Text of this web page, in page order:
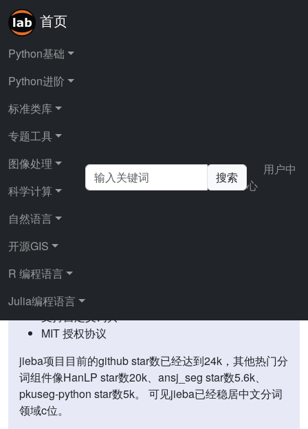
首页
Python基础
Python进阶
标准类库
专题工具
图像处理
科学计算
自然语言
开源GIS
R 编程语言
Julia编程语言
搜索
用户中
心
首页
结巴分词
NLP（自然语言）领域现在可谓是群雄纷争，各种开源
组件层出不穷，其中一支不可忽视的力量便是jieba分
词，号称要做最好的 Python 中文分词组件。
“最好的”这三个字可不是空穴来风，jieba在开源社区的
受欢迎程度非常之高。
支持繁体分词
支持自定义词典
MIT 授权协议
jieba项目目前的github star数已经达到24k，其他热门分
词组件像HanLP star数20k、ansj_seg star数5.6k、
pkuseg-python star数5k。 可见jieba已经稳居中文分词
领域c位。